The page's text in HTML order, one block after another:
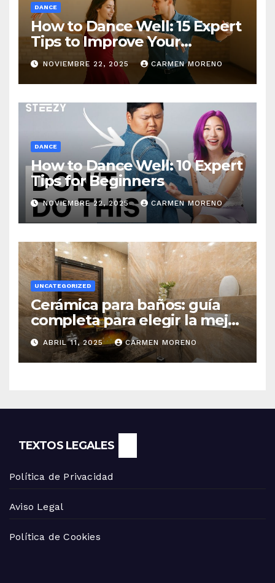
DANCE
How to Dance Well: 15 Expert
Tips to Improve Your
Dancing Skills Fast
NOVIEMBRE 22, 2025 CARMEN MORENO
DANCE
How to Dance Well: 10 Expert
Tips for Beginners
NOVIEMBRE 22, 2025 CARMEN MORENO
UNCATEGORIZED
Cerámica para baños: guía
completa para elegir la mejor
opción
ABRIL 11, 2025 CARMEN MORENO
TEXTOS LEGALES
Política de Privacidad
Aviso Legal
Política de Cookies